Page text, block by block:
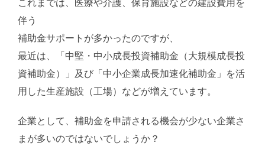
これまでは、医療や介護、保育施設などの建設費用を
伴う
補助金サポートが多かったのですが、
最近は、「中堅・中小成長投資補助金（大規模成長投
資補助金）」及び「中小企業成長加速化補助金」を活
用した生産施設（工場）などが増えています。
企業として、補助金を申請される機会が少ない企業さ
まが多いのではないでしょうか？